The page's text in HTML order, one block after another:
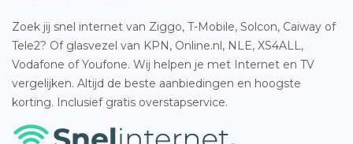
Zoek jij snel internet van Ziggo, T-Mobile, Solcon, Caiway of
Tele2? Of glasvezel van KPN, Online.nl, NLE, XS4ALL,
Vodafone of Youfone. Wij helpen je met Internet en TV
vergelijken. Altijd de beste aanbiedingen en hoogste
korting. Inclusief gratis overstapservice.